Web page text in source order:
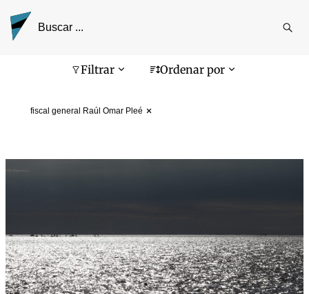
Filtrar Ordenar por
fiscal general Raúl Omar Pleé
Pantalla de búsqueda